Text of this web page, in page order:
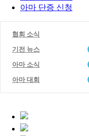
아마 단증 신청
협회 소식
기전 뉴스
아마 소식
아마 대회